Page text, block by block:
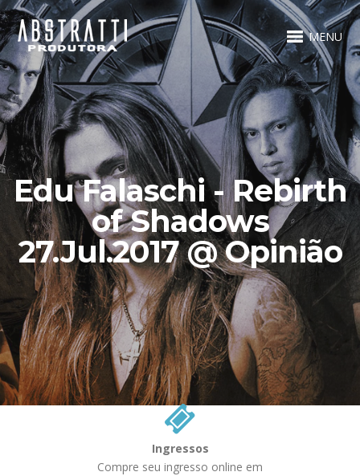
MENU
Edu Falaschi - Rebirth
of Shadows
27.Jul.2017 @ Opinião
Ingressos
Compre seu ingresso online em